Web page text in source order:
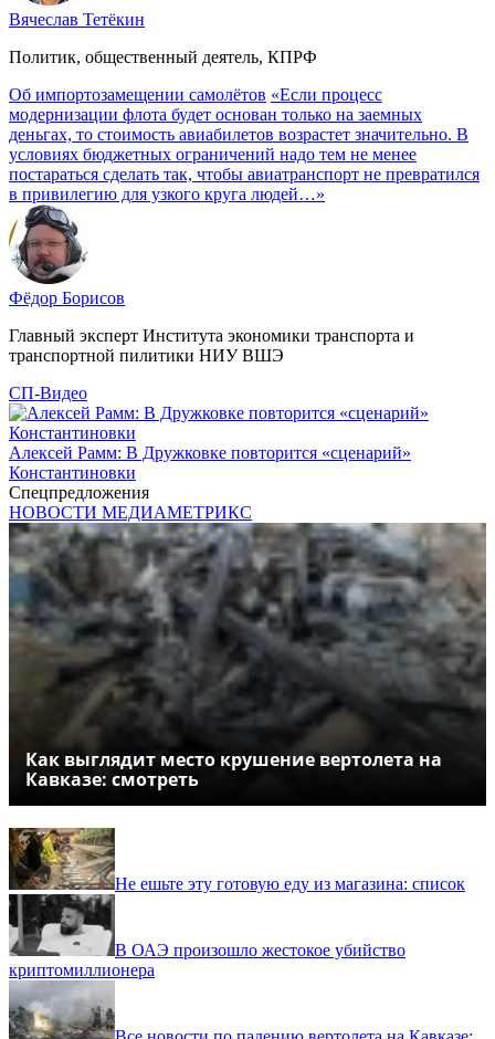
Вячеслав Тетёкин
Политик, общественный деятель, КПРФ
Об импортозамещении самолётов «Если процесс
модернизации флота будет основан только на заемных
деньгах, то стоимость авиабилетов возрастет значительно. В
условиях бюджетных ограничений надо тем не менее
постараться сделать так, чтобы авиатранспорт не превратился
в привилегию для узкого круга людей…»
Фёдор Борисов
Главный эксперт Института экономики транспорта и
транспортной пилитики НИУ ВШЭ
СП-Видео
Алексей Рамм: В Дружковке повторится «сценарий»
Константиновки
Спецпредложения
НОВОСТИ МЕДИАМЕТРИКС
Как выглядит место крушение вертолета на
Кавказе: смотреть
Не ешьте эту готовую еду из магазина: список
В ОАЭ произошло жестокое убийство
криптомиллионера